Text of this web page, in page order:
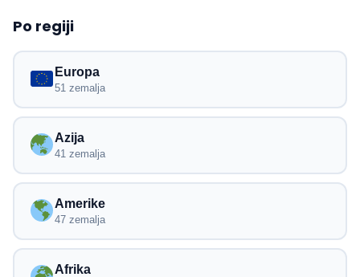
Po regiji
Europa
51 zemalja
Azija
41 zemalja
Amerike
47 zemalja
Afrika